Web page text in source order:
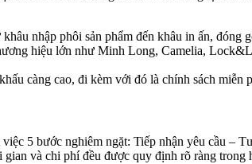
nhập phôi sản phẩm đến khâu in ấn, đóng
hiệu lớn như Minh Long, Camelia,
càng cao, đi kèm với đó là chính sách
5 bước nghiêm ngặt: Tiếp nhận yêu cầu –
và chi phí đều được quy định rõ ràng trong